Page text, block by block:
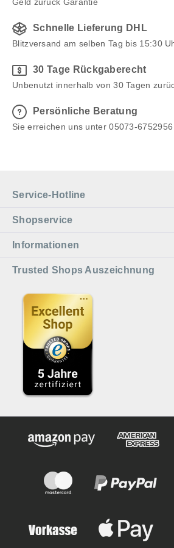
Geld zurück Garantie
Schnelle Lieferung DHL
Blitzversand am selben Tag bis 15:30
30 Tage Rückgaberecht
Unbenutzt innerhalb von 30 Tagen
Persönliche Beratung
Sie erreichen uns unter 05073-6752956
Service-Hotline
Shopservice
Informationen
Trusted Shops Auszeichnung